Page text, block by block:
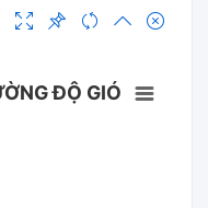
ĐỘ GIÓ